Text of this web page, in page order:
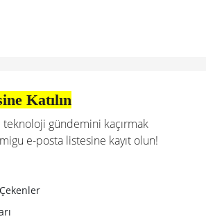
Katılın
teknoloji gündemini kaçırmak
e-posta listesine kayıt olun!